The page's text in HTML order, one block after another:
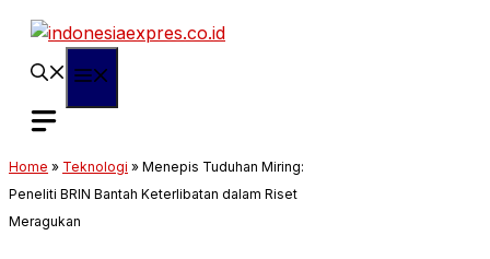
Langsung
Home » Teknologi » Menepis Tuduhan Miring:
Peneliti BRIN Bantah Keterlibatan dalam Riset
Meragukan